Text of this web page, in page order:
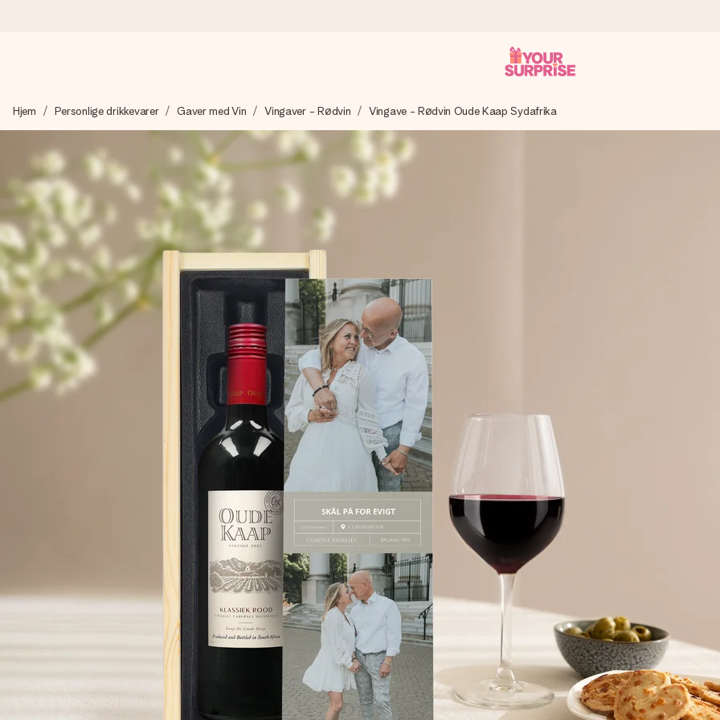
Vi laver din gave med omhu og sender den lynhurtigt – så du kan give den på det helt rette tidspunkt, når den betyder allermest.
4,7 (baseret på +15.000 anmeldelser)
Vores gaver inspirerer. Kunderne giver os 4,7 på Google Reviews.
Gratis kort med hilsen
Lav noget særligt i blot få trin – med hendes navn, et billede af dig eller en besked, der går lige i hendes hjerte. Intet besvær men
Hjem Personlige drikkevarer Gaver med Vin Vingaver - Rødvin Vingave - Rødvin Oude Kaap Sydafrika